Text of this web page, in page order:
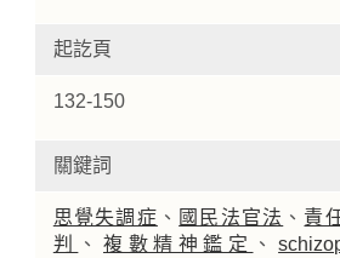
起訖頁
132-150
關鍵詞
思覺失調症 、 國民法官法 、 責
判
、 複數精神鑑定 、